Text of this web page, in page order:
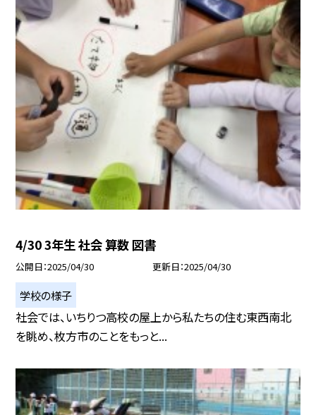
4/30 3年生 社会 算数 図書
公開日 2025/04/30 更新日 2025/04/30
学校の様子
社会では、いちりつ高校の屋上から私たちの住む東西南北
を眺め、枚方市のことをもっと...